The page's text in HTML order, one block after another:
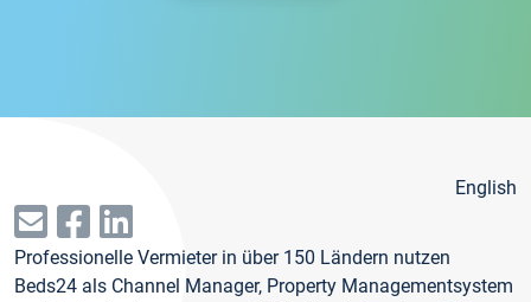
English
Professionelle Vermieter in über 150 Ländern nutzen
Beds24 als Channel Manager, Property Managementsystem